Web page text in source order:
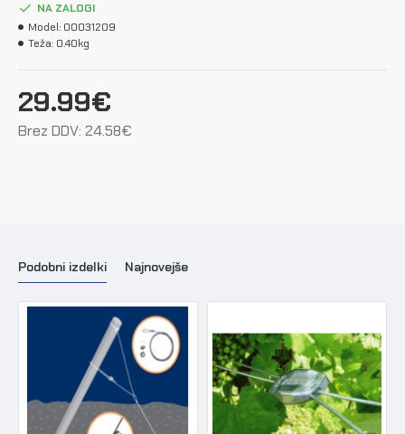
29.99€
Brez DDV: 24.58€
NA ZALOGI
Model: 00031209
Teža: 0.40kg
Podobni izdelki Najnovejše